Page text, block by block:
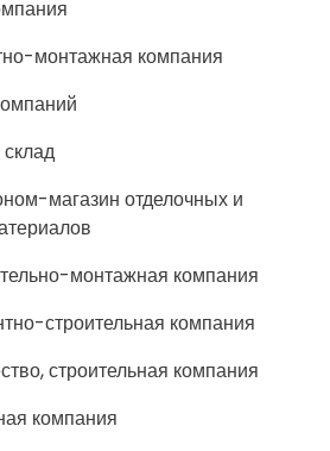
монтажная компания
магазин отделочных и
монтажная компания
строительная компания
строительная компания
компания